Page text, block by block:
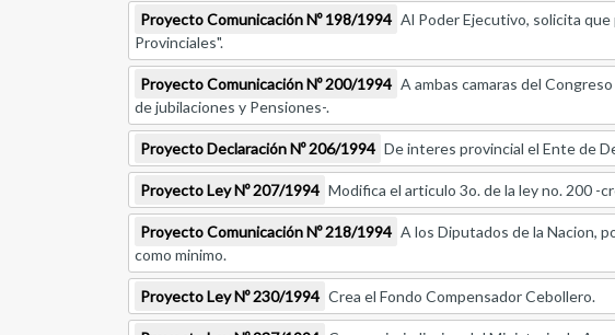
Proyecto Comunicación Nº 198/1994 Al Poder Ejecutivo, solicita
Provinciales".
Proyecto Comunicación Nº 200/1994 A ambas camaras del
de jubilaciones y Pensiones-.
Proyecto Declaración Nº 206/1994 De interes provincial el Ente de
Proyecto Ley Nº 207/1994 Modifica el articulo 3o. de la ley no. 200 -
Proyecto Comunicación Nº 218/1994 A los Diputados de la Nacion,
como minimo.
Proyecto Ley Nº 230/1994 Crea el Fondo Compensador Cebollero.